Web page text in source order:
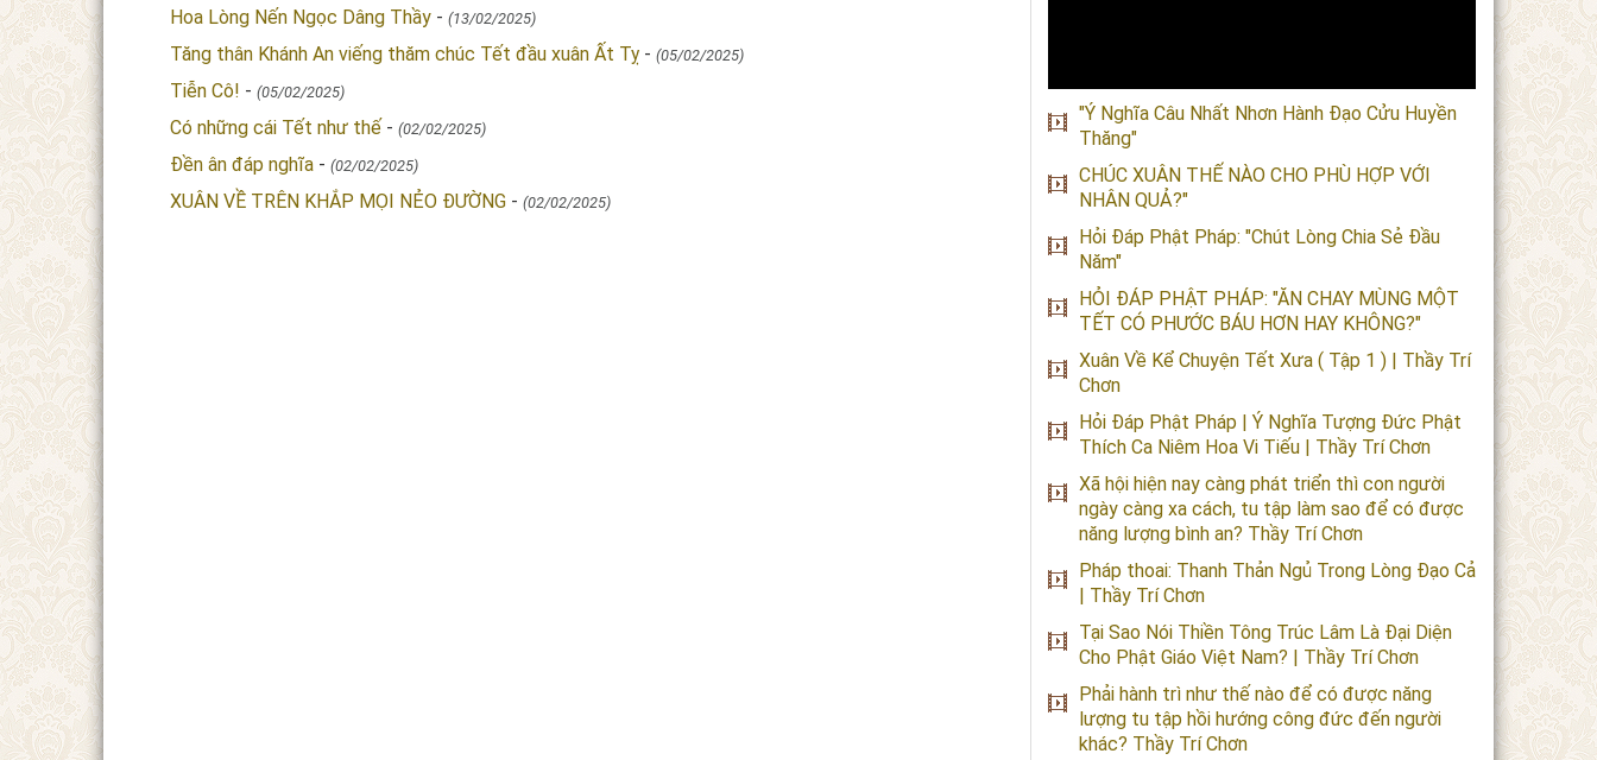
Hoa Lòng Nến Ngọc Dâng Thầy - (13/02/2025)
Tăng thân Khánh An viếng thăm chúc Tết đầu xuân Ất Tỵ - (05/02/2025)
Tiễn Cô! - (05/02/2025)
Có những cái Tết như thế - (02/02/2025)
Đền ân đáp nghĩa - (02/02/2025)
XUÂN VỀ TRÊN KHẮP MỌI NẺO ĐƯỜNG - (02/02/2025)
"Ý Nghĩa Câu Nhất Nhơn Hành Đạo Cửu Huyền
Thăng"
CHÚC XUÂN THẾ NÀO CHO PHÙ HỢP VỚI
NHÂN QUẢ?"
Hỏi Đáp Phật Pháp: "Chút Lòng Chia Sẻ Đầu
Năm"
HỎI ĐÁP PHẬT PHÁP: "ĂN CHAY MÙNG MỘT
TẾT CÓ PHƯỚC BÁU HƠN HAY KHÔNG?"
Xuân Về Kể Chuyện Tết Xưa ( Tập 1 ) | Thầy Trí
Chơn
Hỏi Đáp Phật Pháp | Ý Nghĩa Tượng Đức Phật
Thích Ca Niêm Hoa Vi Tiếu | Thầy Trí Chơn
Xã hội hiện nay càng phát triển thì con người
ngày càng xa cách, tu tập làm sao để có được
năng lượng bình an? Thầy Trí Chơn
Pháp thoai: Thanh Thản Ngủ Trong Lòng Đạo Cả
| Thầy Trí Chơn
Tại Sao Nói Thiền Tông Trúc Lâm Là Đại Diện
Cho Phật Giáo Việt Nam? | Thầy Trí Chơn
Phải hành trì như thế nào để có được năng
lượng tu tập hồi hướng công đức đến người
khác? Thầy Trí Chơn